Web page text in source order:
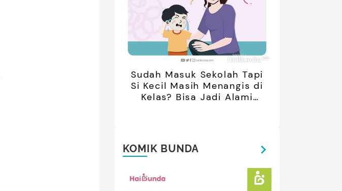
Sudah Masuk Sekolah Tapi
Si Kecil Masih Menangis di
Kelas? Bisa Jadi Alami
KOMIK BUNDA